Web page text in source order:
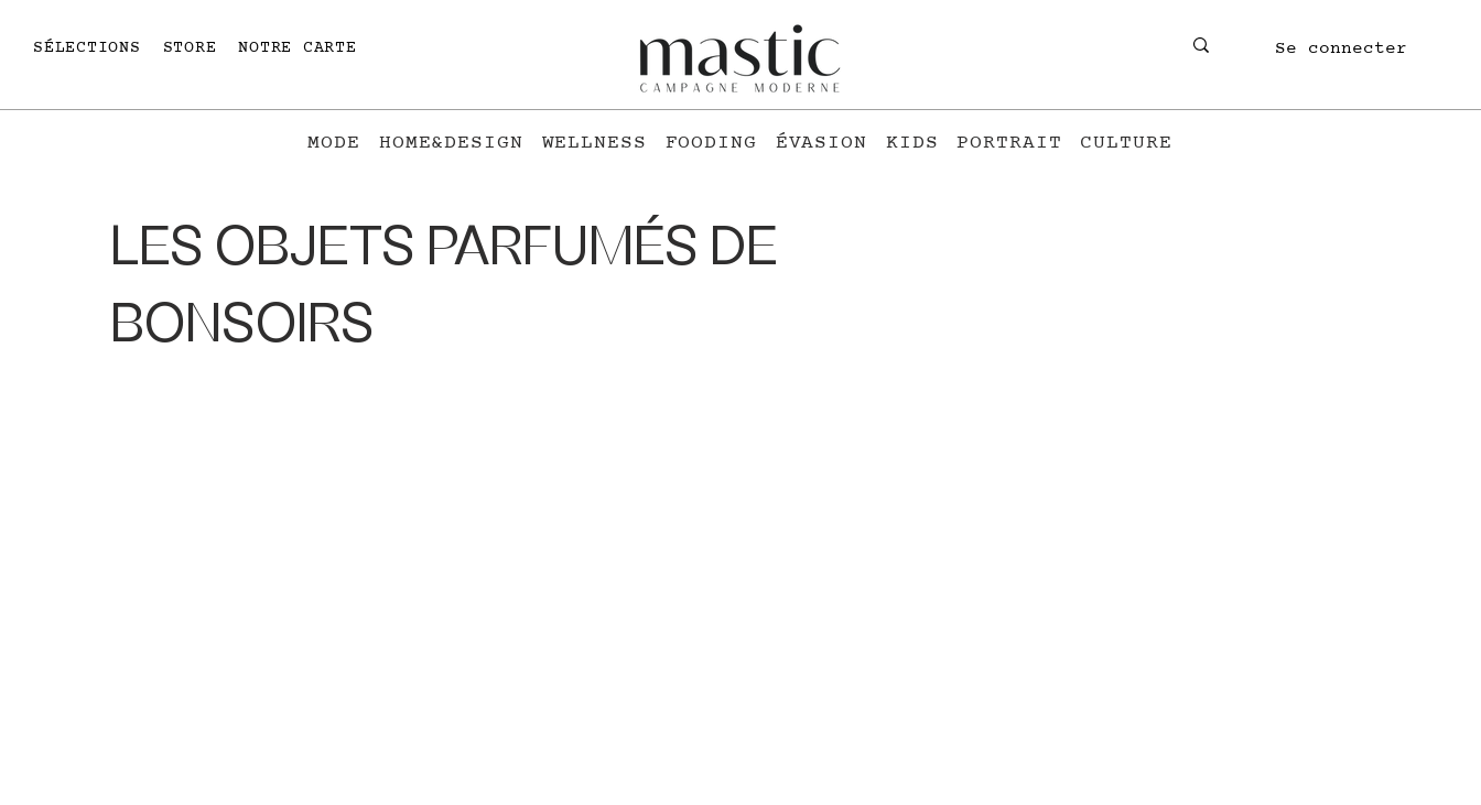
SÉLECTIONS STORE NOTRE CARTE Se connecter
MODE HOME&DESIGN WELLNESS FOODING ÉVASION KIDS PORTRAIT CULTURE
LES OBJETS PARFUMÉS DE
BONSOIRS